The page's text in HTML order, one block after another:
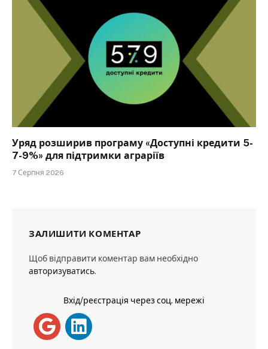
Уряд розширив програму «Доступні кредити 5-
7-9%» для підтримки аграріїв
7 Серпня 2026
ЗАЛИШИТИ КОМЕНТАР
Щоб відправити коментар вам необхідно
авторизуватись.
Вхід/реєстрація через соц. мережі